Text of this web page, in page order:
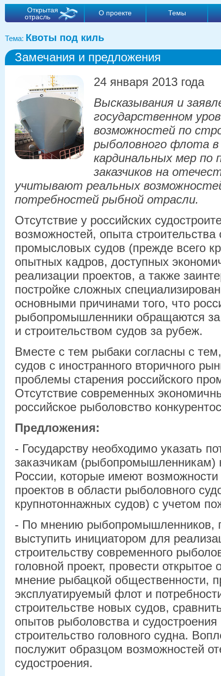
Открытая
отрасль
О проекте Темы
Тема: Квоты под киль
Замечания и предложения
24 января 2013 года
Высказывания и
государственном
возможностей по
рыболовного флота в
кардинальных мер по
заказчиков на
учитывают реальных
потребностей рыбной отрасли.
Отсутствие у российских
возможностей, опыта
промысловых судов (прежде всего
опытных кадров, доступных
реализации проектов, а также
постройке сложных
основными причинами того, что
рыбопромышленники обращаются
и строительством судов за рубеж.
Вместе с тем рыбаки согласны с
судов с иностранного вторичного
проблемы старения российского
Отсутствие современных
российское рыболовство
Предложения:
- Государству необходимо указать
заказчикам (рыбопромышленникам)
России, которые имеют
проектов в области рыболовного
крупнотоннажных судов) с учетом
- По мнению рыбопромышленников,
выступить инициатором для
строительству современного
головной проект, провести
мнение рыбацкой общественности,
эксплуатируемый флот и
строительстве новых судов,
опытов рыболовства и судостроения
строительство головного судна.
послужит образцом возможностей
судостроения.